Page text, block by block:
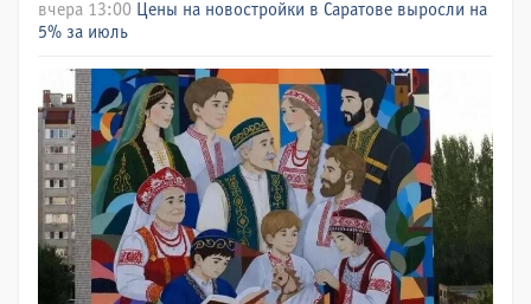
вчера 13:00 Цены на новостройки в Саратове выросли на
5% за июль